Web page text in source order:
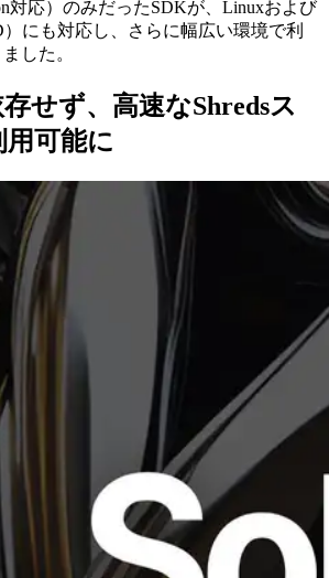
対応）のみだったSDKが、Linuxおよび
）にも対応し、さらに幅広い環境で利
した。
せず、高速なShredsス
用可能に